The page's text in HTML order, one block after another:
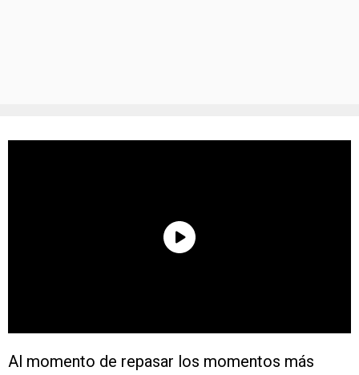
Al momento de repasar los momentos más